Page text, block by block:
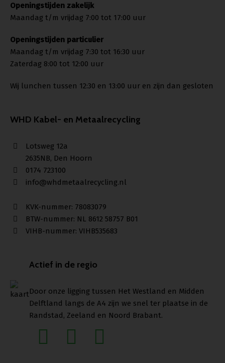
Openingstijden zakelijk
Maandag t/m vrijdag 7:00 tot 17:00 uur
Openingstijden particulier
Maandag t/m vrijdag 7:30 tot 16:30 uur
Zaterdag 8:00 tot 12:00 uur
Wij lunchen tussen 12:30 en 13:00 uur en zijn dan gesloten
WHD Kabel- en Metaalrecycling
Lotsweg 12a
2635NB, Den Hoorn
0174 723100
info@whdmetaalrecycling.nl
KVK-nummer: 78083079
BTW-nummer: NL 8612 58757 B01
VIHB-nummer: VIHB535683
Actief in de regio
Door onze ligging tussen Het Westland en Midden
Delftland langs de A4 zijn we snel ter plaatse in de
Randstad, Zeeland en Noord Brabant.